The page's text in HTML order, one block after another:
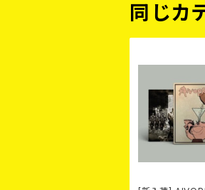
同じカ